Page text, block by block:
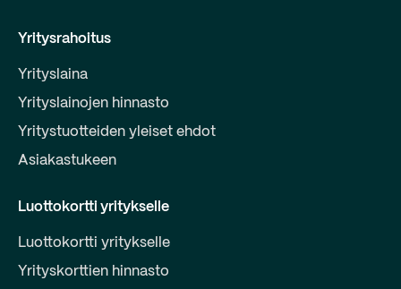
Yritysrahoitus
Yrityslaina
Yrityslainojen hinnasto
Yritystuotteiden yleiset ehdot
Asiakastukeen
Luottokortti yritykselle
Luottokortti yritykselle
Yrityskorttien hinnasto